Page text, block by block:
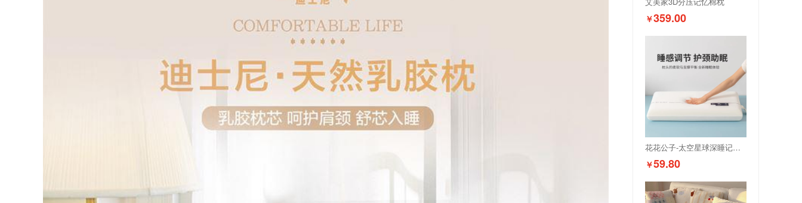
￥359.00
花花公子-太空星球深睡记忆枕40*70*8cm/只
￥59.80